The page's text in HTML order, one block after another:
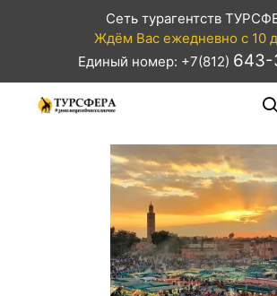
Сеть турагентств
Ждём Вас ежедневно с 10
Единый номер: +7(812)